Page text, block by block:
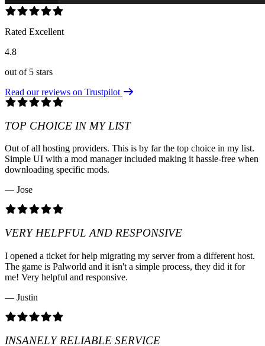
Rated Excellent
4.8
out of 5 stars
Read our reviews on Trustpilot
TOP CHOICE IN MY LIST
Out of all hosting providers. This is by far the top choice in my list.
Simple UI with a mod manager included making it hassle-free when
downloading specific mods.
— Jose
VERY HELPFUL AND RESPONSIVE
I opened a ticket for help migrating my server from a different host.
The game is Palworld and it isn't a simple process, they did it for
me! Very helpful and responsive.
— Justin
INSANELY RELIABLE SERVICE